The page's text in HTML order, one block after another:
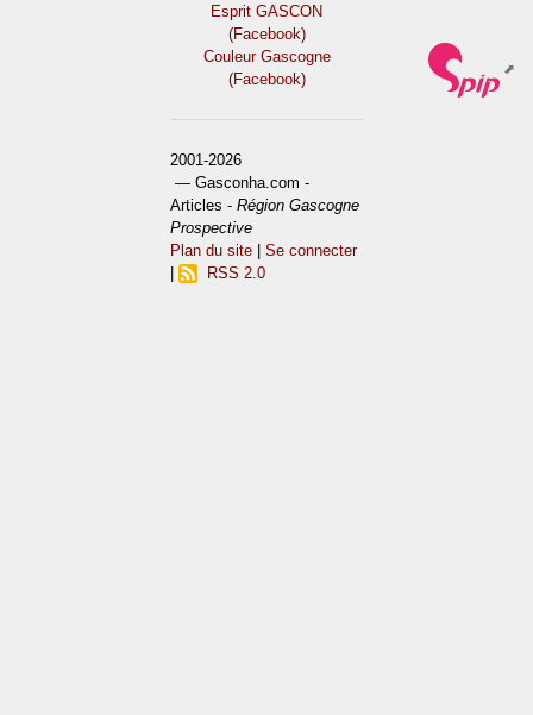
Esprit GASCON
(Facebook)
Couleur Gascogne
(Facebook)
2001-2026
— Gasconha.com -
Articles -Région Gascogne
Prospective
Plan du site |Se connecter
RSS 2.0